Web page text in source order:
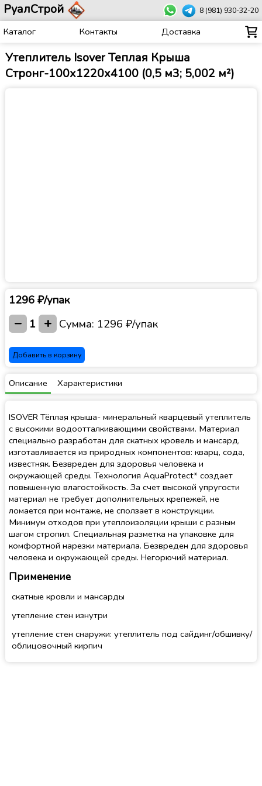
РуалСтрой 8 (981) 930-32-20
Каталог Контакты Доставка
Утеплитель Isover Теплая Крыша
Стронг-100х1220х4100 (0,5 м3; 5,002 м²)
1296 ₽/упак
− 1 + Сумма: 1296 ₽/упак
Добавить в корзину
Описание Характеристики
ISOVER Тёплая крыша- минеральный кварцевый утеплитель
с высокими водоотталкивающими свойствами. Материал
специально разработан для скатных кровель и мансард,
изготавливается из природных компонентов: кварц, сода,
известняк. Безвреден для здоровья человека и
окружающей среды. Технология AquaProtect* создает
повышенную влагостойкость. За счет высокой упругости
материал не требует дополнительных крепежей, не
ломается при монтаже, не сползает в конструкции.
Минимум отходов при утеплоизоляции крыши с разным
шагом стропил. Специальная разметка на упаковке для
комфортной нарезки материала. Безвреден для здоровья
человека и окружающей среды. Негорючий материал.
Применение
скатные кровли и мансарды
утепление стен изнутри
утепление стен снаружи: утеплитель под сайдинг/обшивку/
облицовочный кирпич